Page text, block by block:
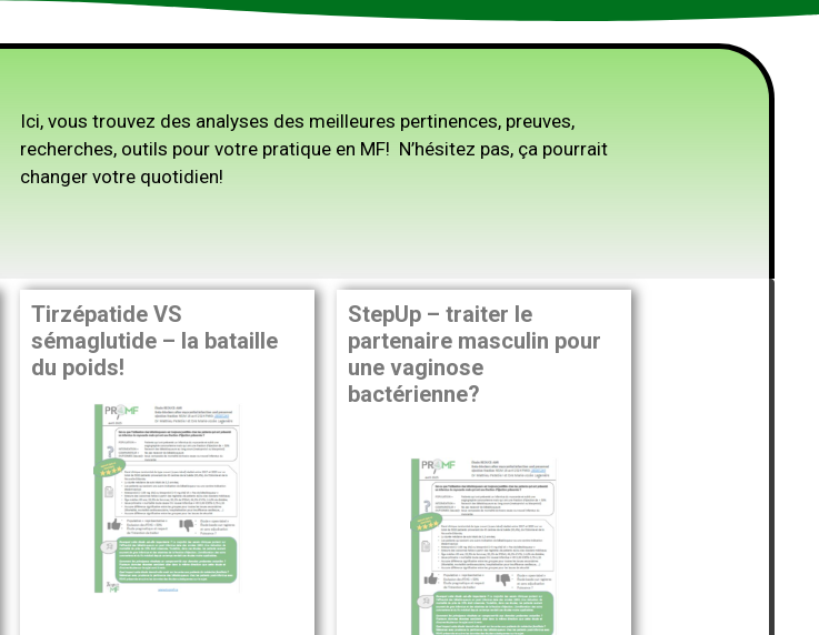
Ici, vous trouvez des analyses des meilleures pertinences, preuves,
recherches, outils pour votre pratique en MF! N’hésitez pas, ça pourrait
changer votre quotidien!
Tirzépatide VS
sémaglutide – la bataille
du poids!
StepUp – traiter le
partenaire masculin pour
une vaginose
bactérienne?